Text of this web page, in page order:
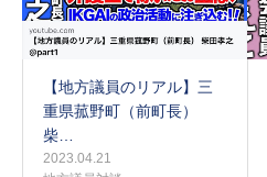
【地方議員のリアル】三
重県菰野町（前町長）
柴…
2023.04.21